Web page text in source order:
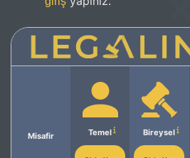
Misafir Temel Bireysel